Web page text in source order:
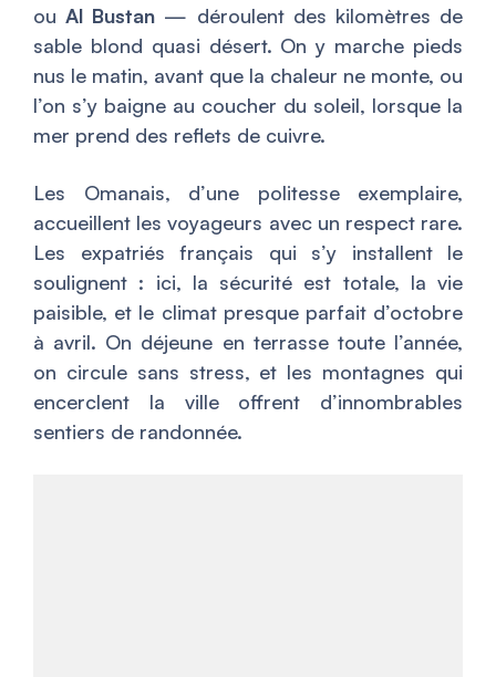
ouAl Bustan — déroulent des kilomètres de
sable blond quasi désert. On y marche pieds
nus le matin, avant que la chaleur ne monte, ou
l’on s’y baigne au coucher du soleil, lorsque la
mer prend des reflets de cuivre.
Les Omanais, d’une politesse exemplaire,
accueillent les voyageurs avec un respect rare.
Les expatriés français qui s’y installent le
soulignent : ici, la sécurité est totale, la vie
paisible, et le climat presque parfait d’octobre
à avril. On déjeune en terrasse toute l’année,
on circule sans stress, et les montagnes qui
encerclent la ville offrent d’innombrables
sentiers de randonnée.